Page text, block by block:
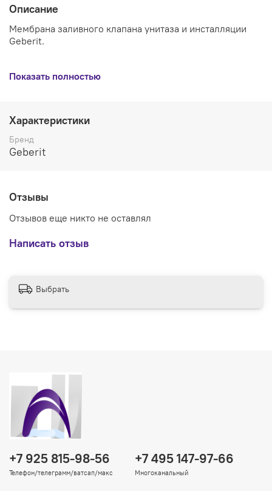
Описание
Мембрана заливного клапана унитаза и инсталляции
Geberit.
Применение: для ремонта заливного механизма
Подходит для моделей: Impuls 333, Impuls 340, Impuls
360, Impuls 380.
Показать полностью
Характеристики
Бренд
Geberit
Отзывы
Отзывов еще никто не оставлял
Написать отзыв
Выбрать
+7 925 815-98-56
Телефон/телеграмм/ватсап/макс
+7 495 147-97-66
Многоканальный